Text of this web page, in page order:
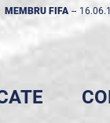
MEMBRU FIFA --